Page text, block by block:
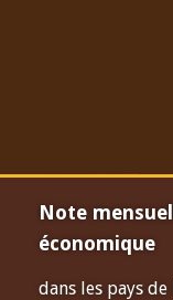
Note
économique
dans les pays